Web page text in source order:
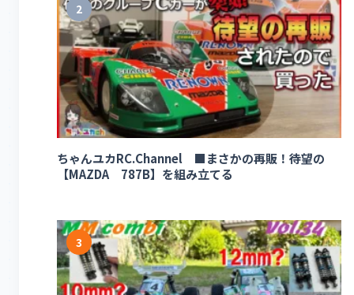
2
ちゃんユカRC.Channel ■まさかの再販！待望の
【MAZDA 787B】を組み立てる
3